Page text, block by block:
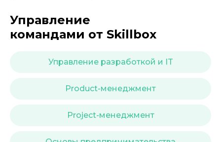
Управление
командами от Skillbox
Управление разработкой и IT
Product-менеджмент
Project-менеджмент